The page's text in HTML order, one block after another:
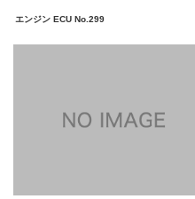
エンジン ECU No.299